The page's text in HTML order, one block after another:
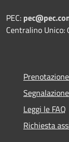
PEC:
Centralino Unico:
Leggi le FAQ
Richiesta